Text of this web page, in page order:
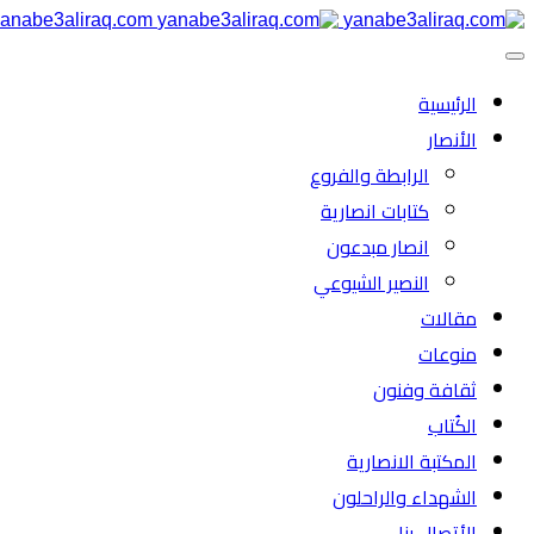
الرئیسية
الأنصار
الرابطة والفروع
كتابات انصارية
انصار مبدعون
النصیر الشیوعي
مقالات
منوعات
ثقافة وفنون
الكُتاب
المكتبة الانصارية
الشهداء والراحلون